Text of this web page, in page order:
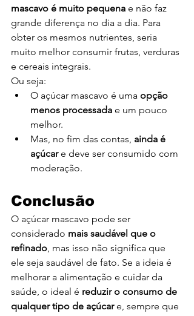
mascavo é muito pequena e não faz
grande diferença no dia a dia. Para
obter os mesmos nutrientes, seria
muito melhor consumir frutas, verduras
e cereais integrais.
Ou seja:
O açúcar mascavo é uma opção
menos processada e um pouco
melhor.
Mas, no fim das contas, ainda é
açúcar e deve ser consumido com
moderação.
Conclusão
O açúcar mascavo pode ser
considerado mais saudável que o
refinado , mas isso não significa que
ele seja saudável de fato. Se a ideia é
melhorar a alimentação e cuidar da
saúde, o ideal é reduzir o consumo de
qualquer tipo de açúcar e, sempre que